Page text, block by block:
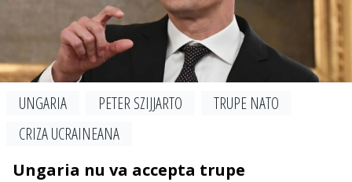
UNGARIA PETER SZIJJARTO
TRUPE NATO
CRIZA UCRAINEANA
Ungaria nu va accepta trupe